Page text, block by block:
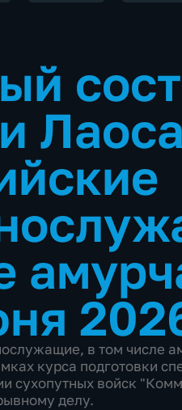
в том числе
курса подготовки
сухопутных войск
делу.